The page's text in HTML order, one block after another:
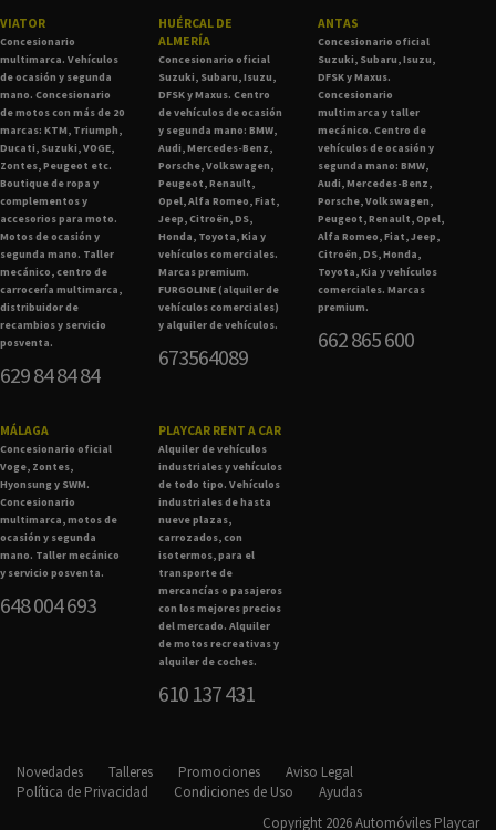
VIATOR
Concesionario
multimarca. Vehículos
de ocasión y segunda
mano. Concesionario
de motos con más de 20
marcas: KTM, Triumph,
Ducati, Suzuki, VOGE,
Zontes, Peugeot etc.
Boutique de ropa y
complementos y
accesorios para moto.
Motos de ocasión y
segunda mano. Taller
mecánico, centro de
carrocería multimarca,
distribuidor de
recambios y servicio
posventa.
629 84 84 84
HUÉRCAL DE
ALMERÍA
Concesionario oficial
Suzuki, Subaru, Isuzu,
DFSK y Maxus. Centro
de vehículos de ocasión
y segunda mano: BMW,
Audi, Mercedes-Benz,
Porsche, Volkswagen,
Peugeot, Renault,
Opel, Alfa Romeo, Fiat,
Jeep, Citroën, DS,
Honda, Toyota, Kia y
vehículos comerciales.
Marcas premium.
FURGOLINE (alquiler de
vehículos comerciales)
y alquiler de vehículos.
673564089
ANTAS
Concesionario oficial
Suzuki, Subaru, Isuzu,
DFSK y Maxus.
Concesionario
multimarca y taller
mecánico. Centro de
vehículos de ocasión y
segunda mano: BMW,
Audi, Mercedes-Benz,
Porsche, Volkswagen,
Peugeot, Renault, Opel,
Alfa Romeo, Fiat, Jeep,
Citroën, DS, Honda,
Toyota, Kia y vehículos
comerciales. Marcas
premium.
662 865 600
MÁLAGA
Concesionario oficial
Voge, Zontes,
Hyonsung y SWM.
Concesionario
multimarca, motos de
ocasión y segunda
mano. Taller mecánico
y servicio posventa.
648 004 693
PLAYCAR RENT A CAR
Alquiler de vehículos
industriales y vehículos
de todo tipo. Vehículos
industriales de hasta
nueve plazas,
carrozados, con
isotermos, para el
transporte de
mercancías o pasajeros
con los mejores precios
del mercado. Alquiler
de motos recreativas y
alquiler de coches.
610 137 431
Novedades Talleres Promociones
Aviso Legal
Política de Privacidad
Condiciones de Uso
Ayudas
Copyright 2026 Automóviles Playcar